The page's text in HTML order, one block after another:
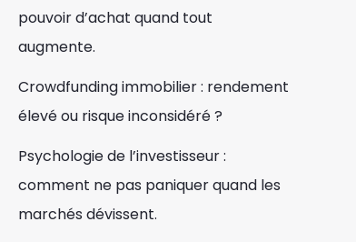
pouvoir d’achat quand tout
augmente.
Crowdfunding immobilier : rendement
élevé ou risque inconsidéré ?
Psychologie de l’investisseur :
comment ne pas paniquer quand les
marchés dévissent.